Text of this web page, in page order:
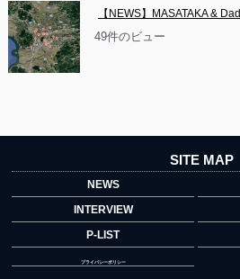
【NEWS】MASATAKA &
49件のビュー
SITE MAP
NEWS
INTERVIEW
P-LIST
プライバシーポリシー